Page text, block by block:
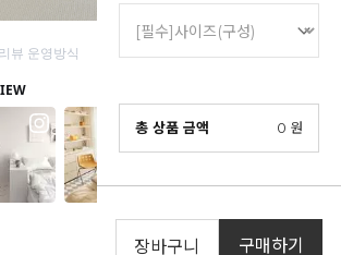
총 상품 금액 0 원
장바구니 구매하기